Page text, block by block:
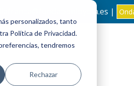
personalizados, tanto
Política de Privacidad.
tendremos
Rechazar
|